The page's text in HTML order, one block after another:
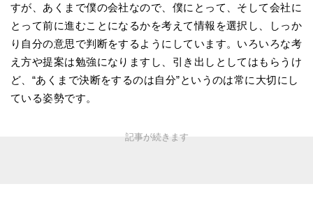
すが、あくまで僕の会社なので、僕にとって、そして会社に
とって前に進むことになるかを考えて情報を選択し、しっか
り自分の意思で判断をするようにしています。いろいろな考
え方や提案は勉強になりますし、引き出しとしてはもらうけ
ど、“あくまで決断をするのは自分”というのは常に大切にし
ている姿勢です。